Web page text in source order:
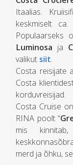
Itaalias.
keskmiselt
Populaarseks
Luminosa ja
valikut siit.
Costa reisijate
Costa
korduvreisijad.
Costa Cruise
RINA poolt “
mis
merd ja õhku,